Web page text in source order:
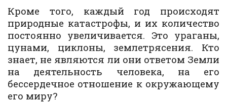
Кроме того, каждый год происходят
природные катастрофы, и их количество
постоянно увеличивается. Это ураганы,
цунами, циклоны, землетрясения. Кто
знает, не являются ли они ответом Земли
на деятельность человека, на его
бессердечное отношение к окружающему
его миру?